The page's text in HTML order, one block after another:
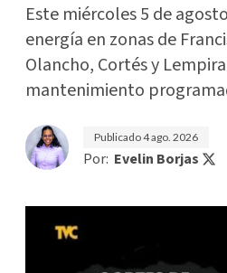
Este miércoles 5 de
energía en zonas de
Olancho, Cortés y
mantenimiento
Publicado4 ago. 2026
Por: Evelin Borjas